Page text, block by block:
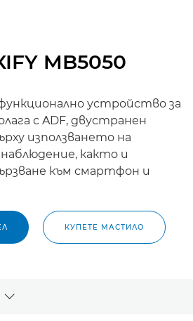
MB5050
устройство за
с ADF, двустранен
използването на
както и
към смартфон и
КУПЕТЕ МАСТИЛО
Toggle breadcrumbs